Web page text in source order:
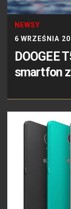
NEWSY
6 WRZEŚNIA
DOOGEE
smartfon